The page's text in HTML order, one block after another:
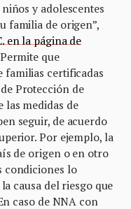
y adolescentes
familia de origen”,
en la página de
que
familias certificadas
Protección de
las medidas de
seguir, de acuerdo
Por ejemplo, la
de origen o en otro
condiciones lo
causa del riesgo que
caso de NNA con